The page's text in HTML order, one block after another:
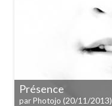
Présence
par Photojo (20/11/2013)